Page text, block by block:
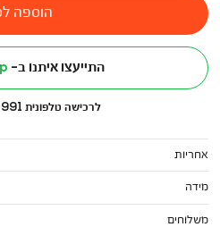
הוספה
התייעצו איתנו ב-
לרכישה טלפונית 073-2390991
אחריות
מידה
משלוחים